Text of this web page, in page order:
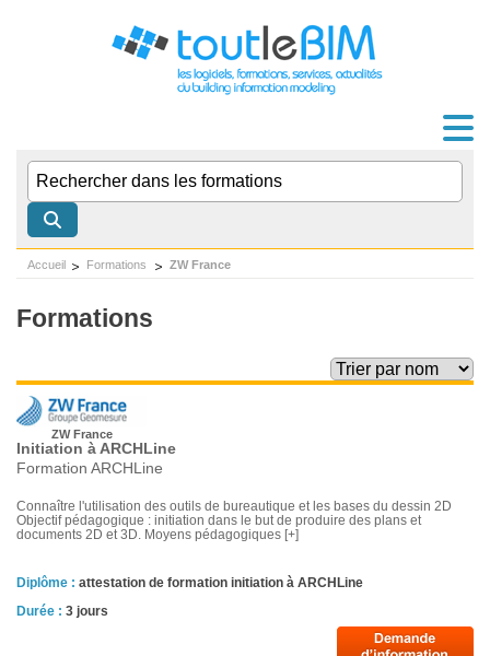
Accueil Formations ZW France
Formations
ZW France
Initiation à ARCHLine
Formation ARCHLine
Connaître l'utilisation des outils de bureautique et les bases du dessin 2D
Objectif pédagogique : initiation dans le but de produire des plans et
documents 2D et 3D. Moyens pédagogiques [+]
Diplôme : attestation de formation initiation à ARCHLine
Durée : 3 jours